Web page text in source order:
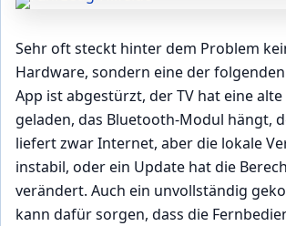
Sehr oft steckt hinter dem Problem
Hardware, sondern eine der
App ist abgestürzt, der TV hat eine alte
geladen, das Bluetooth-Modul hängt,
liefert zwar Internet, aber die lokale
instabil, oder ein Update hat die
verändert. Auch ein unvollständig
kann dafür sorgen, dass die